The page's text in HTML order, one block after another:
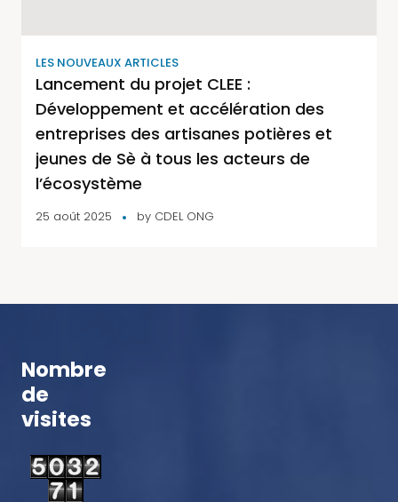
LES NOUVEAUX ARTICLES
Lancement du projet CLEE :
Développement et accélération des
entreprises des artisanes potières et
jeunes de Sè à tous les acteurs de
l’écosystème
25 août 2025 by CDEL ONG
Nombre
de
visites